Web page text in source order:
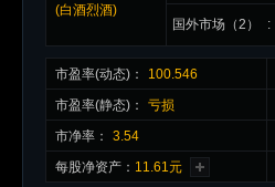
(白酒烈酒)
国外市场（2）
市盈率(动态)： 100.546
市盈率(静态)：
亏损
市净率：
3.54
每股净资产： 11.61元